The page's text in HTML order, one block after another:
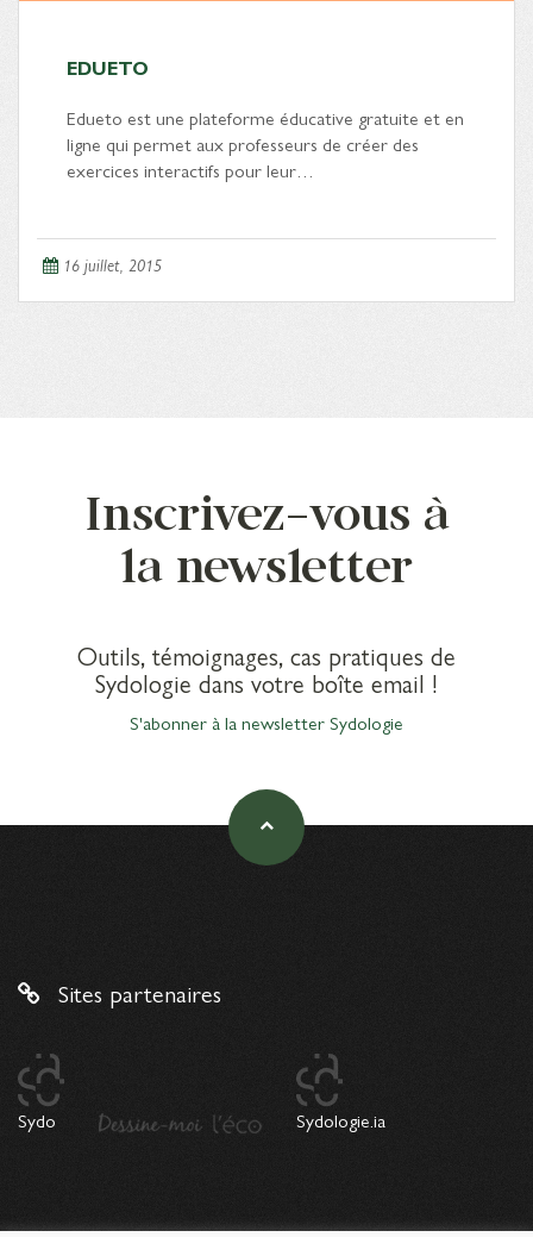
EDUETO
Edueto est une plateforme éducative gratuite et en
ligne qui permet aux professeurs de créer des
exercices interactifs pour leur…
16 juillet, 2015
Inscrivez-vous à
la newsletter
Outils, témoignages, cas pratiques de
Sydologie dans votre boîte email !
S'abonner à la newsletter Sydologie
Sites partenaires
Sydo Sydologie.ia